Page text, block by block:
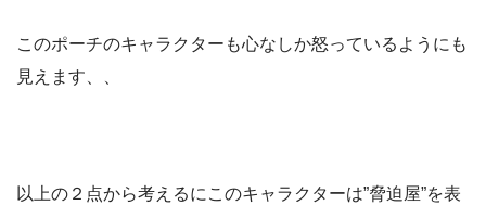
このポーチのキャラクターも心なしか怒っているようにも
見えます、、
以上の２点から考えるにこのキャラクターは”脅迫屋”を表